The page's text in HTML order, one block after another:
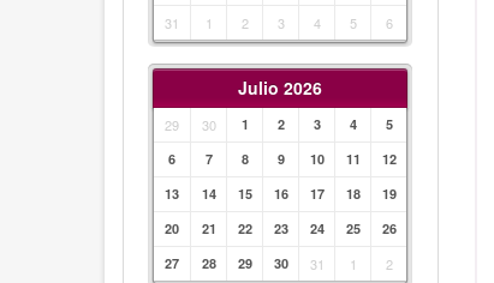
31
1 2 3 4 5 6
Julio 2026
29 30 1 2 3 4
5
6
7 8 9 10 11
12
13
14 15 16 17 18
19
20
21 22 23 24 25
26
27
28 29 30 31 1 2